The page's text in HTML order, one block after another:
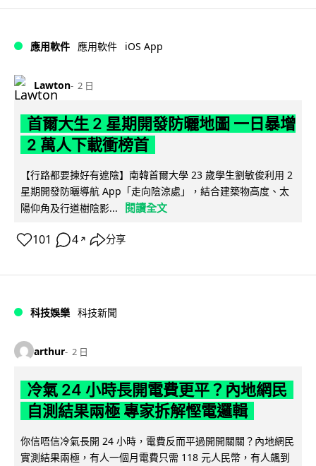
應用軟件 應用軟件 iOS App
Lawton 2 日
首爾大生 2 星期開發防曬地圖 一日暴增
2 萬人下載衝榜首
【行路都要揀好有遮陰】南韓首爾大學 23 歲學生劉敏俊利用 2
星期開發防曬導航 App「走向陰涼處」，結合建築物高度、太
陽仰角及行道樹陰影...
閱讀全文
101 4 ↗ 分享
科技娛樂 科技新聞
arthur 2 日
冷氣 24 小時長開電費更平？內地網民
自測結果兩極 專家拆解慳電邏輯
你信唔信冷氣長開 24 小時，電費反而平過開開關關？內地網民
實測結果兩極，有人一個月電費只需 118 元人民幣，有人飆到